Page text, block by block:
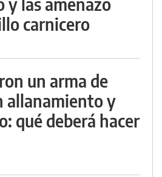
carnicero
un arma de
allanamiento y
qué deberá hacer